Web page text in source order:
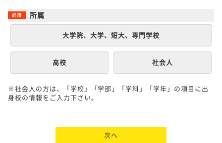
所属
大学院、大学、短大、専門学校
高校 社会人
※社会人の方は、「学校」「学部」「学科」「学年」の項目に出
身校の情報をご入力下さい。
次へ